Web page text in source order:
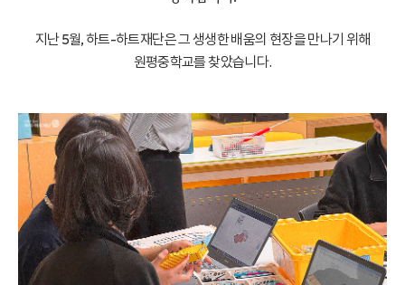
지난 5월, 하트-하트재단은 그 생생한 배움의 현장을 만나기 위해
원평중학교를 찾았습니다.